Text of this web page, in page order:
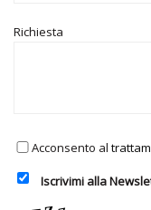
Richiesta
Acconsento al
Iscrivimi alla